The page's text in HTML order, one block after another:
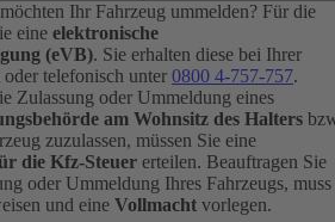
Ihr Fahrzeug ummelden? Für die
eine elektronische
(eVB). Sie erhalten diese bei Ihrer
telefonisch unter 0800 4-757-757.
Zulassung oder Ummeldung eines
am Wohnsitz des Halters
zuzulassen, müssen Sie eine
die Kfz-Steuer erteilen. Beauftragen Sie
oder Ummeldung Ihres Fahrzeugs, muss
und eine Vollmacht vorlegen.